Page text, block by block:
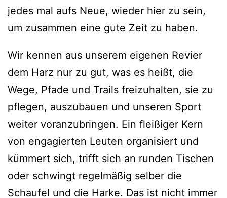
jedes mal aufs Neue, wieder hier zu sein,
um zusammen eine gute Zeit zu haben.
Wir kennen aus unserem eigenen Revier
dem Harz nur zu gut, was es heißt, die
Wege, Pfade und Trails freizuhalten, sie zu
pflegen, auszubauen und unseren Sport
weiter voranzubringen. Ein fleißiger Kern
von engagierten Leuten organisiert und
kümmert sich, trifft sich an runden Tischen
oder schwingt regelmäßig selber die
Schaufel und die Harke. Das ist nicht immer